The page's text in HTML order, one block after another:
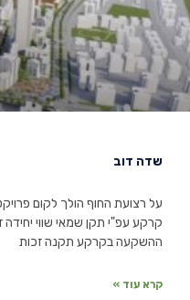
שדה דוב
על רצועת החוף הולך לקום
ההשקעה בקרקע תקנה זכות
קרא עוד »